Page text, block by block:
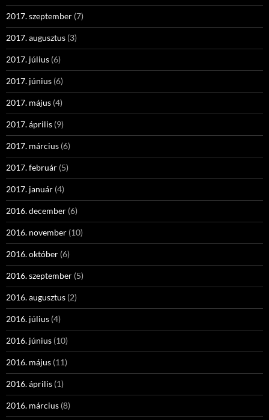
2017. szeptember (7)
2017. augusztus (3)
2017. július (6)
2017. június (6)
2017. május (4)
2017. április (9)
2017. március (6)
2017. február (5)
2017. január (4)
2016. december (6)
2016. november (10)
2016. október (6)
2016. szeptember (5)
2016. augusztus (2)
2016. július (4)
2016. június (10)
2016. május (11)
2016. április (1)
2016. március (8)